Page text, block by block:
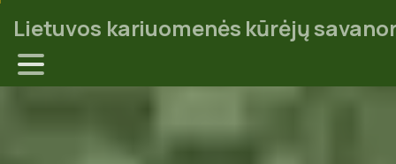
Lietuvos kariuomenės kūrėjų